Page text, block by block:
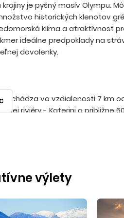
je pyšný masív Olympu.
historických klenotov
klíma a atraktívnosť
ideálne predpoklady na
dovolenky.
nachádza vo vzdialenosti 7 km
riviéry - Katerini a približne
diskoték, kde nočný život
a chladenými
výlety